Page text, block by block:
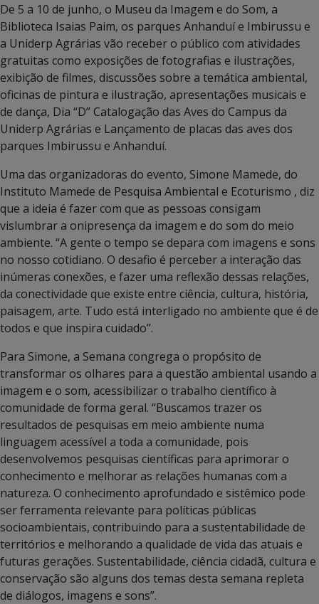
De 5 a 10 de junho, o Museu da Imagem e do Som, a
Biblioteca Isaias Paim, os parques Anhanduí e Imbirussu e
a Uniderp Agrárias vão receber o público com atividades
gratuitas como exposições de fotografias e ilustrações,
exibição de filmes, discussões sobre a temática ambiental,
oficinas de pintura e ilustração, apresentações musicais e
de dança, Dia “D” Catalogação das Aves do Campus da
Uniderp Agrárias e Lançamento de placas das aves dos
parques Imbirussu e Anhanduí.
Uma das organizadoras do evento, Simone Mamede, do
Instituto Mamede de Pesquisa Ambiental e Ecoturismo , diz
que a ideia é fazer com que as pessoas consigam
vislumbrar a onipresença da imagem e do som do meio
ambiente. “A gente o tempo se depara com imagens e sons
no nosso cotidiano. O desafio é perceber a interação das
inúmeras conexões, e fazer uma reflexão dessas relações,
da conectividade que existe entre ciência, cultura, história,
paisagem, arte. Tudo está interligado no ambiente que é de
todos e que inspira cuidado”.
Para Simone, a Semana congrega o propósito de
transformar os olhares para a questão ambiental usando a
imagem e o som, acessibilizar o trabalho científico à
comunidade de forma geral. “Buscamos trazer os
resultados de pesquisas em meio ambiente numa
linguagem acessível a toda a comunidade, pois
desenvolvemos pesquisas científicas para aprimorar o
conhecimento e melhorar as relações humanas com a
natureza. O conhecimento aprofundado e sistêmico pode
ser ferramenta relevante para políticas públicas
socioambientais, contribuindo para a sustentabilidade de
territórios e melhorando a qualidade de vida das atuais e
futuras gerações. Sustentabilidade, ciência cidadã, cultura e
conservação são alguns dos temas desta semana repleta
de diálogos, imagens e sons”.